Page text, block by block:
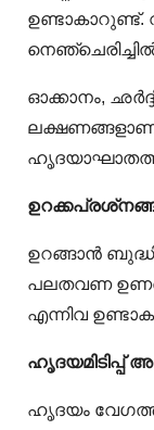
ഓക്കാനം,
ലക്ഷണങ്ങളാണ്.
ഉറങ്ങാന്‍
പലതവണ
എന്നിവ
ഹൃദയം